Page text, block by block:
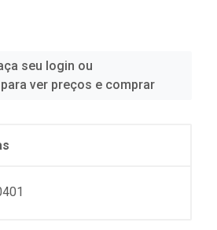
seu login ou
ver preços e comprar